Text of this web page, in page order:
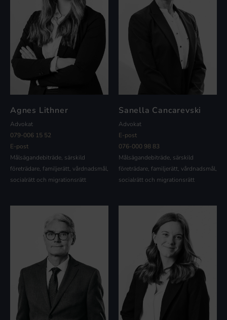
Agnes Lithner
Advokat
079-006 15 52
E-post
Målsägandebiträde, särskild
företrädare, familjerätt, vårdnadsmål,
socialrätt och migrationsrätt
Sanella Cancarevski
Advokat
E-post
076-000 98 83
Målsägandebiträde, särskild
företrädare, familjerätt, vårdnadsmål,
socialrätt och migrationsrätt